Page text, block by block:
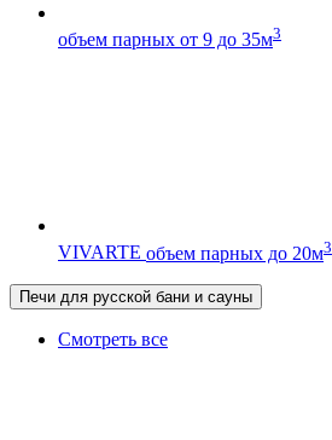
объем парных от 9 до 35м3
VIVARTE объем парных до 20м3
Печи для русской бани и сауны
Смотреть все